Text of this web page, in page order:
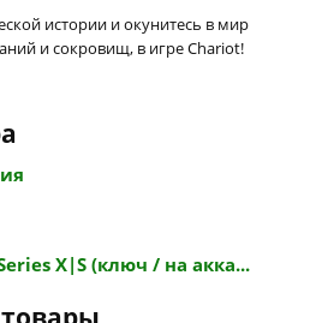
истории и окунитесь в мир
и сокровищ, в игре Chariot!
X|S (ключ / на акка...